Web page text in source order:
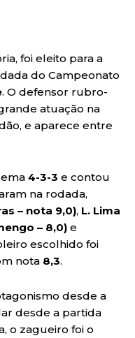
foi eleito para a
do Campeonato
. O defensor rubro-
atuação na
e aparece entre
4-3-3 e contou
na rodada,
– nota 9,0), L. Lima
– 8,0) e
escolhido foi
nota 8,3.
desde a
desde a partida
o zagueiro foi o